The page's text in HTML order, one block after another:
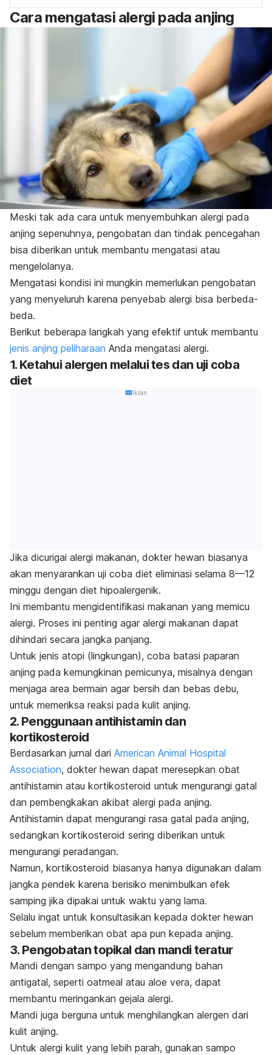
Cara mengatasi alergi pada anjing
Meski tak ada cara untuk menyembuhkan alergi pada
anjing sepenuhnya, pengobatan dan tindak pencegahan
bisa diberikan untuk membantu mengatasi atau
mengelolanya.
Mengatasi kondisi ini mungkin memerlukan pengobatan
yang menyeluruh karena penyebab alergi bisa berbeda-
beda.
Berikut beberapa langkah yang efektif untuk membantu
jenis anjing peliharaan Anda mengatasi alergi.
1. Ketahui alergen melalui tes dan uji coba
diet
Iklan
Jika dicurigai alergi makanan, dokter hewan biasanya
akan menyarankan uji coba diet eliminasi selama 8—12
minggu dengan diet hipoalergenik.
Ini membantu mengidentifikasi makanan yang memicu
alergi. Proses ini penting agar alergi makanan dapat
dihindari secara jangka panjang​.
Untuk jenis atopi (lingkungan), coba batasi paparan
anjing pada kemungkinan pemicunya, misalnya dengan
menjaga area bermain agar bersih dan bebas debu,
untuk memeriksa reaksi pada kulit anjing.
2. Penggunaan antihistamin dan
kortikosteroid
Berdasarkan jurnal dari American Animal Hospital
Association, dokter hewan dapat meresepkan obat
antihistamin atau kortikosteroid untuk mengurangi gatal
dan pembengkakan akibat alergi pada anjing.
Antihistamin dapat mengurangi rasa gatal pada anjing,
sedangkan kortikosteroid sering diberikan untuk
mengurangi peradangan.
Namun, kortikosteroid biasanya hanya digunakan dalam
jangka pendek karena berisiko menimbulkan efek
samping jika dipakai untuk waktu yang lama.
Selalu ingat untuk konsultasikan kepada dokter hewan
sebelum memberikan obat apa pun kepada anjing.
3. Pengobatan topikal dan mandi teratur
Mandi dengan sampo yang mengandung bahan
antigatal, seperti oatmeal atau aloe vera, dapat
membantu meringankan gejala alergi.
Mandi juga berguna untuk menghilangkan alergen dari
kulit anjing.
Untuk alergi kulit yang lebih parah, gunakan sampo